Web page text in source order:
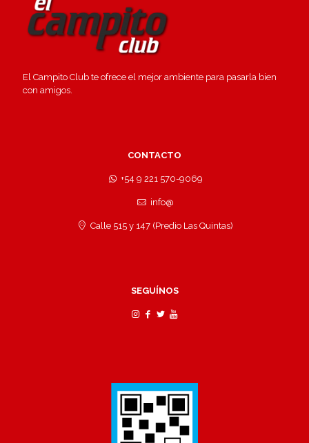
El Campito Club te ofrece el mejor ambiente para pasarla bien
con amigos.
CONTACTO
+54 9 221 570-9069
info@
Calle 515 y 147 (Predio Las Quintas)
SEGUÍNOS